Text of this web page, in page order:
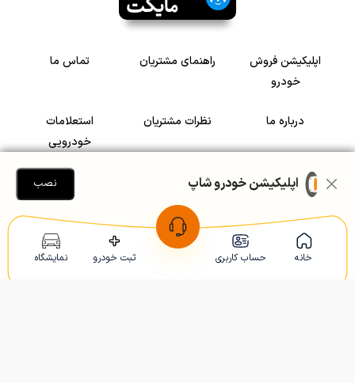
خانه حساب کاربری ثبت خودرو نمایشگاه
اپلیکیشن فروش
خودرو
راهنمای مشتریان تماس ما
درباره ما نظرات مشتریان
استعلامات
خودرویی
سرمایه گذاری در
رضایت مشتریان
Copyright © 2005-2026 Khodroshop.ir
اپلیکیشن خودرو شاپ نصب